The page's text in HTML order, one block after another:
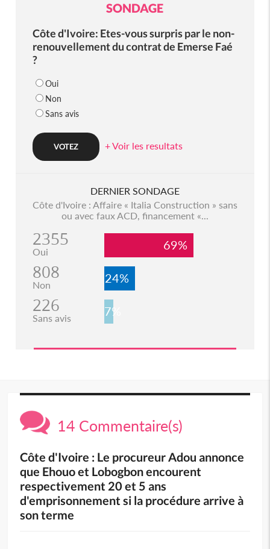
SONDAGE
Côte d'Ivoire: Etes-vous surpris par le non-
renouvellement du contrat de Emerse Faé
?
Oui
Non
Sans avis
+ Voir les resultats
DERNIER SONDAGE
Côte d'Ivoire : Affaire « Italia Construction » sans
ou avec faux ACD, financement «...
2355
Oui 69%
808
Non 24%
226
Sans avis 7%
14 Commentaire(s)
Côte d'Ivoire : Le procureur Adou annonce
que Ehouo et Lobogbon encourent
respectivement 20 et 5 ans
d'emprisonnement si la procédure arrive à
son terme